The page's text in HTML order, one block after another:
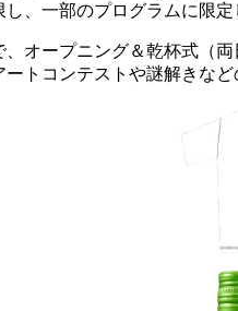
、一部のプログラムに限定
、オープニング＆乾杯式
トコンテストや謎解きな